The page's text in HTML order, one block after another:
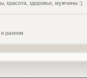
красота, здоровье, мужчины :)
разном.